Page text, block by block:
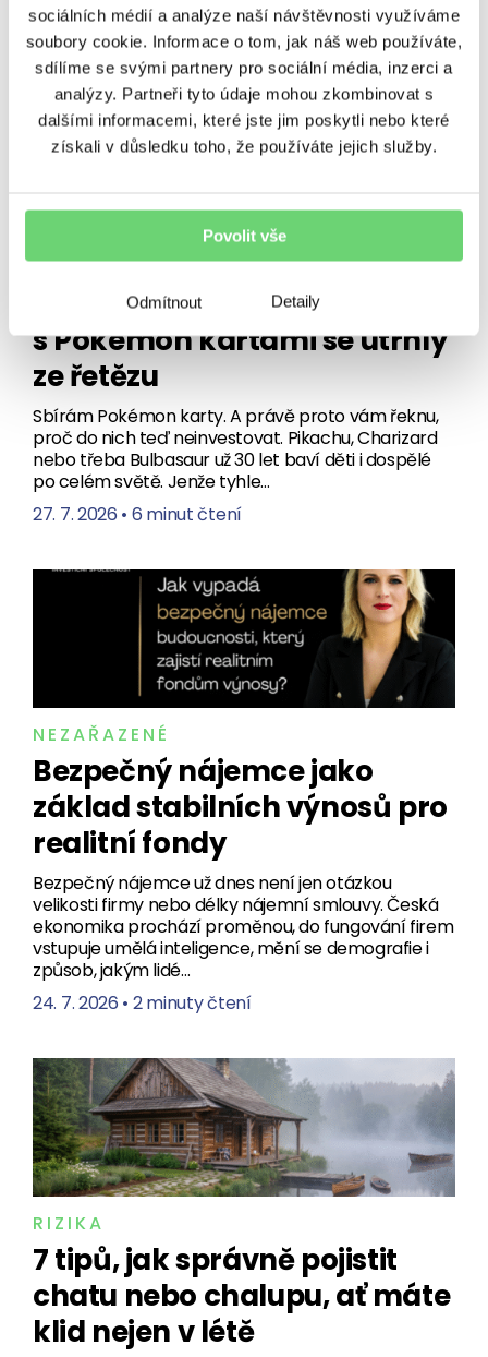
Detaily
sociálních médií a analýze naší návštěvnosti využíváme
soubory cookie. Informace o tom, jak náš web používáte,
sdílíme se svými partnery pro sociální média, inzerci a
analýzy. Partneři tyto údaje mohou zkombinovat s
dalšími informacemi, které jste jim poskytli nebo které
získali v důsledku toho, že používáte jejich služby.
Povolit vše
Odmítnout
Chytit je všechny? Jako
investici ne. Spekulace
s Pokémon kartami se utrhly
ze řetězu
Sbírám Pokémon karty. A právě proto vám řeknu,
proč do nich teď neinvestovat. Pikachu, Charizard
nebo třeba Bulbasaur už 30 let baví děti i dospělé
po celém světě. Jenže tyhle…
27. 7. 2026 • 6 minut čtení
NEZAŘAZENÉ
Bezpečný nájemce jako
základ stabilních výnosů pro
realitní fondy
Bezpečný nájemce už dnes není jen otázkou
velikosti firmy nebo délky nájemní smlouvy. Česká
ekonomika prochází proměnou, do fungování firem
vstupuje umělá inteligence, mění se demografie i
způsob, jakým lidé…
24. 7. 2026 • 2 minuty čtení
RIZIKA
7 tipů, jak správně pojistit
chatu nebo chalupu, ať máte
klid nejen v létě